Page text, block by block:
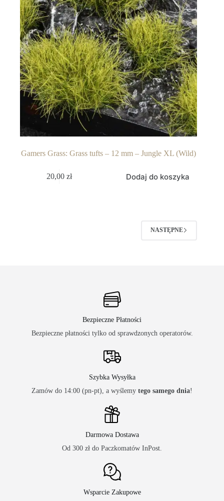
Gamers Grass: Grass tufts – 12 mm – Jungle XL (Wild)
20,00zł Dodaj do koszyka
NASTĘPNE
Bezpieczne Płatności
Bezpieczne płatności tylko od sprawdzonych operatorów.
Szybka Wysyłka
Zamów do 14:00 (pn-pt), a wyślemy tego samego dnia!
Darmowa Dostawa
Od 300 zł do Paczkomatów InPost.
Wsparcie Zakupowe